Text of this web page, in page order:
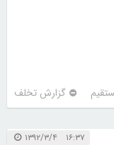
گزارش تخلف
۱۶:۳۷ ۱۳۹۲/۳/۴